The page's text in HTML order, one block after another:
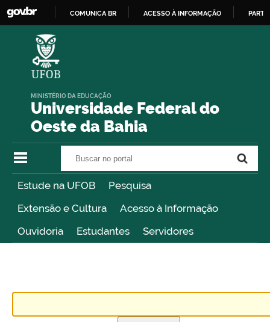
COMUNICA BR ACESSO À INFORMAÇÃO
Universidade Federal do
Oeste da Bahia
MINISTÉRIO DA EDUCAÇÃO
Estude na UFOB
Pesquisa
Extensão e Cultura
Acesso à Informação
Ouvidoria
Estudantes Servidores